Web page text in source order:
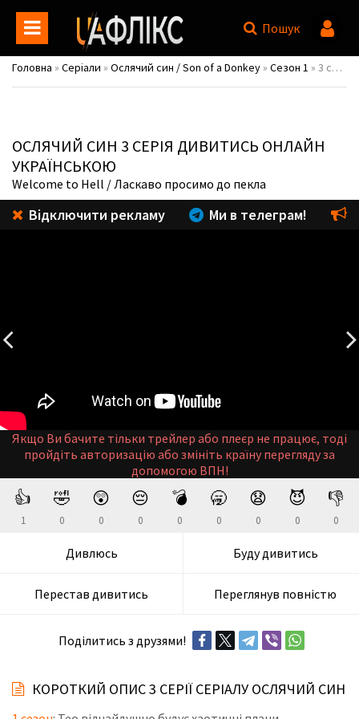
Пошук
Головна » Серіали » Ослячий син / Son of a Donkey » Сезон 1 » 3 серія
ОСЛЯЧИЙ СИН 3 СЕРІЯ ДИВИТИСЬ ОНЛАЙН
УКРАЇНСЬКОЮ
Welcome to Hell / Ласкаво просимо до пекла
Відключити рекламу Ми в телеграм!
Якщо Ви бачите тільки трейлер або плеєр не працює, тоді
пройдіть авторизацію або змініть країну перегляду за
допомогою ВПН!
👍
1
🤣
0
😲
0
😔
0
💣
0
🥱
0
😧
0
😈
0
👎
0
Дивлюсь Буду дивитись
Перестав дивитись Переглянув повністю
Поділитись з друзями!
КОРОТКИЙ ОПИС 3 СЕРІЇ СЕРІАЛУ ОСЛЯЧИЙ СИН